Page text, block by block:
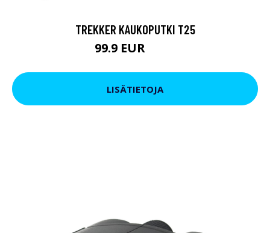
TREKKER KAUKOPUTKI T25
99.9 EUR
LISÄTIETOJA